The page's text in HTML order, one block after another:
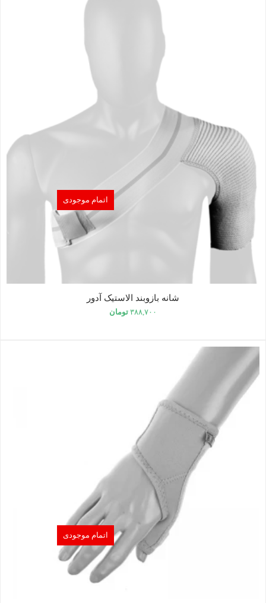
اتمام موجودی
شانه بازوبند الاستیک آدور
۳۸۸,۷۰۰ تومان
اتمام موجودی